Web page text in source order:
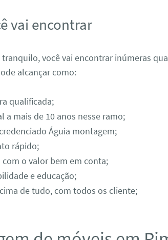
vai encontrar
tranquilo, você vai encontrar inúmeras
alcançar como:
qualificada;
a mais de 10 anos nesse ramo;
Águia montagem;
rápido;
com o valor bem em conta;
e educação;
de tudo, com todos os cliente;